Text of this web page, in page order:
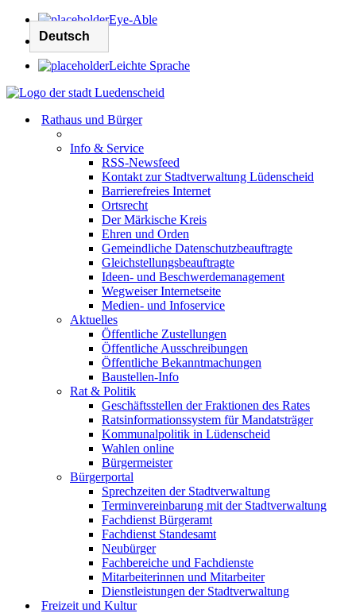
Eye-Able
Leichte Sprache
Rathaus und Bürger
Info & Service
RSS-Newsfeed
Kontakt zur Stadtverwaltung Lüdenscheid
Barrierefreies Internet
Ortsrecht
Der Märkische Kreis
Ehren und Orden
Gemeindliche Datenschutzbeauftragte
Gleichstellungsbeauftragte
Ideen- und Beschwerdemanagement
Wegweiser Internetseite
Medien- und Infoservice
Aktuelles
Öffentliche Zustellungen
Öffentliche Ausschreibungen
Öffentliche Bekanntmachungen
Baustellen-Info
Rat & Politik
Geschäftsstellen der Fraktionen des Rates
Ratsinformationssystem für Mandatsträger
Kommunalpolitik in Lüdenscheid
Wahlen online
Bürgermeister
Bürgerportal
Sprechzeiten der Stadtverwaltung
Terminvereinbarung mit der Stadtverwaltung
Fachdienst Bürgeramt
Fachdienst Standesamt
Neubürger
Fachbereiche und Fachdienste
Mitarbeiterinnen und Mitarbeiter
Dienstleistungen der Stadtverwaltung
Freizeit und Kultur